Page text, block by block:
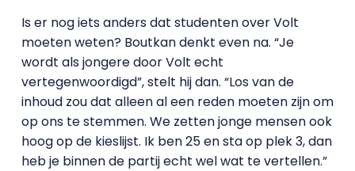
Is er nog iets anders dat studenten over Volt
moeten weten? Boutkan denkt even na. “Je
wordt als jongere door Volt echt
vertegenwoordigd”, stelt hij dan. “Los van de
inhoud zou dat alleen al een reden moeten zijn om
op ons te stemmen. We zetten jonge mensen ook
hoog op de kieslijst. Ik ben 25 en sta op plek 3, dan
heb je binnen de partij echt wel wat te vertellen.”